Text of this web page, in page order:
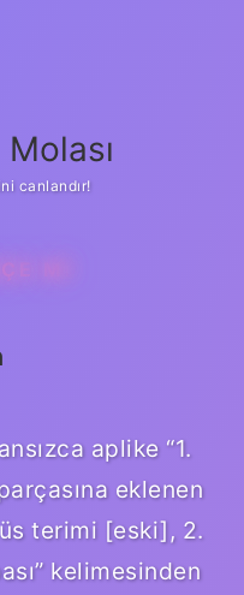
Molası
canlandır!
MI
aplike “1.
eklenen
terimi [eski], 2.
kelimesinden